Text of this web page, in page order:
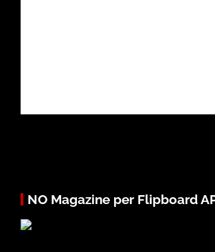
NO Magazine per Flipboard